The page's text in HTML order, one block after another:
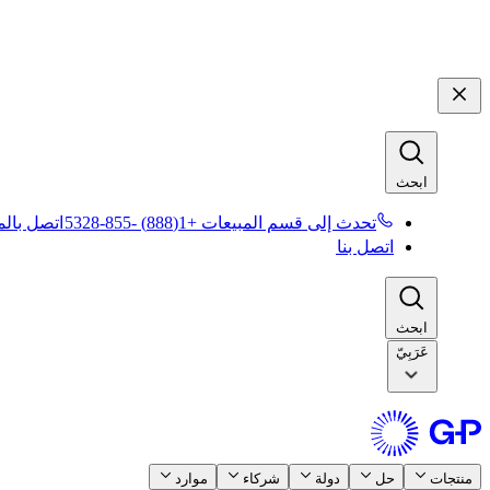
ابحث​​
تحدث إلى قسم المبيعات +1(888) -855-5328​​
اتصل
اتصل بنا​​
ابحث​​
عَرَبِيّ
منتجات​​ حل​​ دولة​​ شركاء​​
موارد​​